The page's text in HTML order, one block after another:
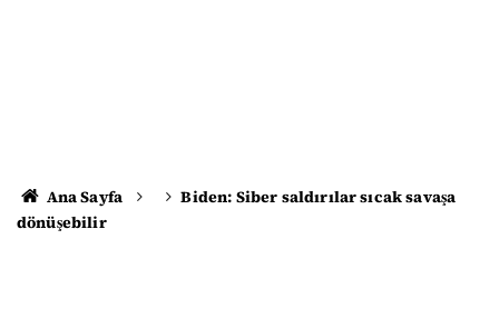
Ana Sayfa
Biden: Siber saldırılar sıcak savaşa
dönüşebilir